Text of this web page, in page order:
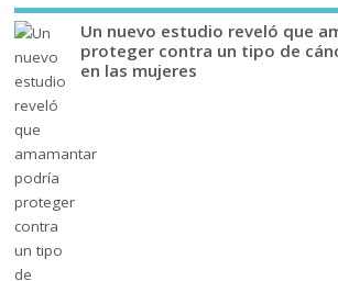
Un nuevo estudio reveló que
proteger contra un tipo de
en las mujeres